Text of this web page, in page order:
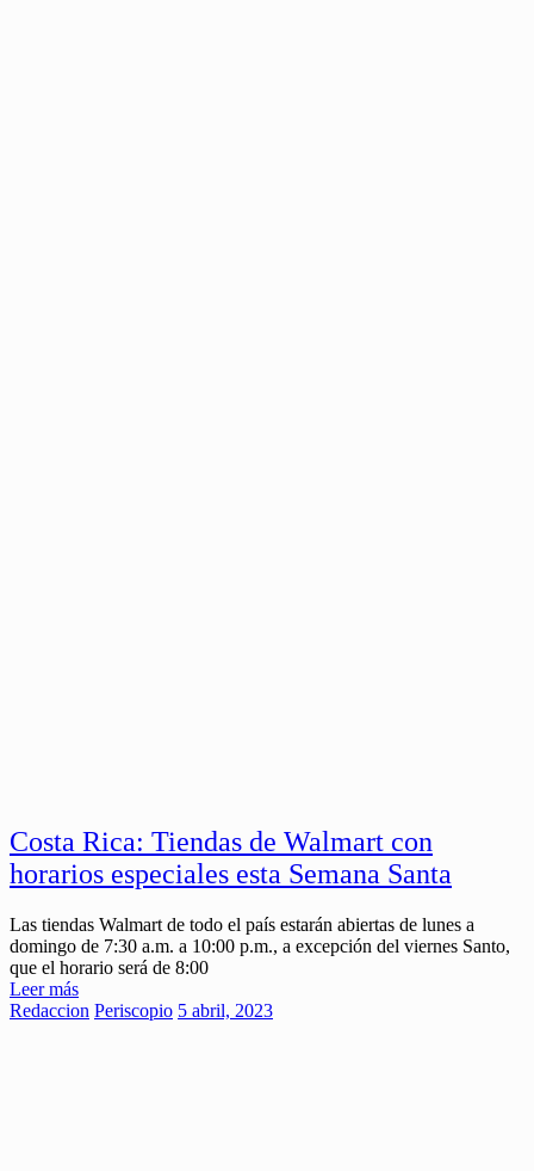
Costa Rica: Tiendas de Walmart con
horarios especiales esta Semana Santa
Las tiendas Walmart de todo el país estarán abiertas de lunes a
domingo de 7:30 a.m. a 10:00 p.m., a excepción del viernes Santo,
que el horario será de 8:00
Leer más
Redaccion Periscopio 5 abril, 2023